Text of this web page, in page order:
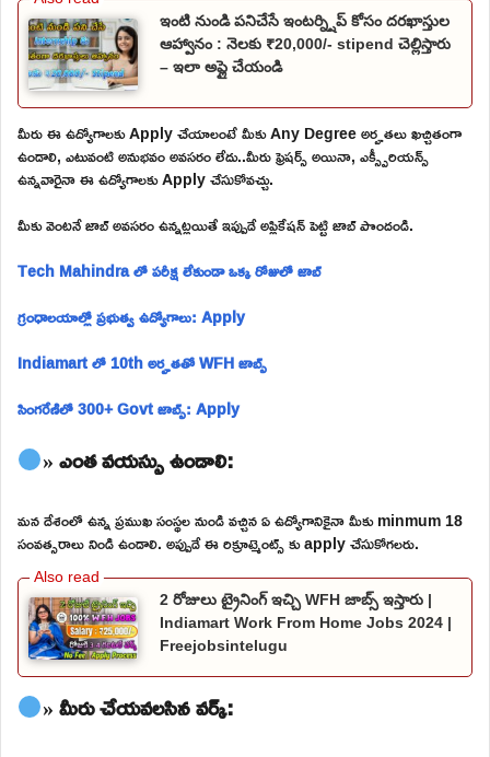
ఇంటి నుండి పనిచేసే ఇంటర్న్షిప్ కోసం దరఖాస్తుల
ఆహ్వానం : నెలకు ₹20,000/- stipend చెల్లిస్తారు
– ఇలా అప్లై చేయండి
మీరు ఈ ఉద్యోగాలకు Apply చేయాలంటే మీకు Any Degree అర్హతలు ఖచ్చితంగా
ఉండాలి, ఎటువంటి అనుభవం అవసరం లేదు..మీరు ఫ్రెషర్స్ అయినా, ఎక్స్పీరియన్స్
ఉన్నవారైనా ఈ ఉద్యోగాలకు Apply చేసుకోవచ్చు.
మీకు వెంటనే జాబ్ అవసరం ఉన్నట్లయితే ఇప్పుడే అప్లికేషన్ పెట్టి జాబ్ పొందండి.
Tech Mahindra లో పరీక్ష లేకుండా ఒక్క రోజులో జాబ్
గ్రంధాలయాల్లో ప్రభుత్వ ఉద్యోగాలు: Apply
Indiamart లో 10th అర్హతతో WFH జాబ్స్
సింగరేణిలో 300+ Govt జాబ్స్: Apply
» ఎంత వయస్సు ఉండాలి:
మన దేశంలో ఉన్న ప్రముఖ సంస్థల నుండి వచ్చిన ఏ ఉద్యోగానికైనా మీకు minmum 18
సంవత్సరాలు నిండి ఉండాలి. అప్పుడే ఈ రిక్రూట్మెంట్స్ కు apply చేసుకోగలరు.
2 రోజులు ట్రైనింగ్ ఇచ్చి WFH జాబ్స్ ఇస్తారు |
Indiamart Work From Home Jobs 2024 |
Freejobsintelugu
» మీరు చేయవలసిన వర్క్: